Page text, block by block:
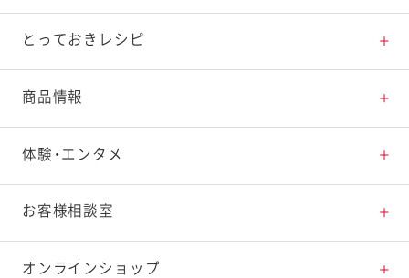
とっておきレシピ
とっておきレシピトップ
素材の知識
料理の基本
特集レシピ
商品情報
商品情報トップ
新商品・リニューアル品一覧
販売終了商品一覧
体験・エンタメ
体験・エンタメトップ
マヨテラス（見学施設）
お客様相談室
お客様相談室トップ
オンラインショップ